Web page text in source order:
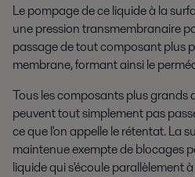
Le pompage de ce liquide à la
une pression transmembranaire
passage de tout composant plus
membrane, formant ainsi le
Tous les composants plus grands
peuvent tout simplement pas
ce que l'on appelle le rétentat. La
maintenue exempte de blocages
liquide qui s'écoule parallèlement